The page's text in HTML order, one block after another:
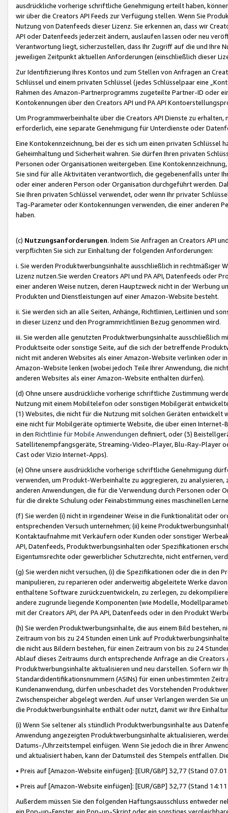
ausdrückliche vorherige schriftliche Genehmigung erteilt haben,
wir über die Creators API Feeds zur Verfügung stellen. Wenn Sie
Nutzung von Datenfeeds dieser Lizenz. Sie erkennen an, dass wir
API oder Datenfeeds jederzeit ändern, auslaufen lassen oder neu
Verantwortung liegt, sicherzustellen, dass Ihr Zugriff auf die und Ihre
jeweiligen Zeitpunkt aktuellen Anforderungen (einschließlich dieser
Zur Identifizierung Ihres Kontos und zum Stellen von Anfragen an
Schlüssel und einem privaten Schlüssel (jedes Schlüsselpaar eine
Rahmen des Amazon-Partnerprogramms zugeteilte Partner-ID oder
Kontokennungen über den Creators API und PA API
Um Programmwerbeinhalte über die Creators API Dienste zu
erforderlich, eine separate Genehmigung für Unterdienste oder
Eine Kontokennzeichnung, bei der es sich um einen privaten
Geheimhaltung und Sicherheit wahren. Sie dürfen Ihren privaten
Personen oder Organisationen weitergeben. Eine
Sie sind für alle Aktivitäten verantwortlich, die gegebenenfalls unter
oder einer anderen Person oder Organisation durchgeführt werden.
Sie Ihren privaten Schlüssel verwendet, oder wenn Ihr privater
Tag-Parameter oder Kontokennungen verwenden, die einer anderen
haben.
(c) Nutzungsanforderungen. Indem Sie Anfragen an Creators API
verpflichten Sie sich zur Einhaltung der folgenden Anforderungen:
i. Sie werden Produktwerbungsinhalte ausschließlich in rechtmäßiger
Lizenz nutzen.Sie werden Creators API und PA API, Datenfeeds oder
einer anderen Weise nutzen, deren Hauptzweck nicht in der Werbung
Produkten und Dienstleistungen auf einer Amazon-Website besteht.
ii. Sie werden sich an alle Seiten, Anhänge, Richtlinien, Leitlinien und
in dieser Lizenz und den Programmrichtlinien Bezug genommen wird.
iii. Sie werden alle genutzten Produktwerbungsinhalte ausschließlich
Produktseite oder sonstige Seite, auf die sich der betreffende
nicht mit anderen Websites als einer Amazon-Website verlinken oder
Amazon-Website lenken (wobei jedoch Teile Ihrer Anwendung, die
anderen Websites als einer Amazon-Website enthalten dürfen).
(d) Ohne unsere ausdrückliche vorherige schriftliche Zustimmung
Nutzung mit einem Mobiltelefon oder sonstigen Mobilgerät
(1) Websites, die nicht für die Nutzung mit solchen Geräten
eine nicht für Mobilgeräte optimierte Website, die über einen
in den Richtlinie für Mobile Anwendungen definiert, oder (3)
Satellitenempfangsgeräte, Streaming-Video-Player, Blu-Ray-Player
Cast oder Vizio Internet-Apps).
(e) Ohne unsere ausdrückliche vorherige schriftliche Genehmigung
verwenden, um Produkt-Werbeinhalte zu aggregieren, zu
anderen Anwendungen, die für die Verwendung durch Personen
für die direkte Schulung oder Feinabstimmung eines maschinellen
(f) Sie werden (i) nicht in irgendeiner Weise in die Funktionalität oder
entsprechenden Versuch unternehmen; (ii) keine
Kontaktaufnahme mit Verkäufern oder Kunden oder sonstiger
API, Datenfeeds, Produktwerbungsinhalten oder Spezifikationen
Eigentumsrechte oder gewerblicher Schutzrechte, nicht entfernen,
(g) Sie werden nicht versuchen, (i) die Spezifikationen oder die in
manipulieren, zu reparieren oder anderweitig abgeleitete Werke
enthaltene Software zurückzuentwickeln, zu zerlegen, zu
andere zugrunde liegende Komponenten (wie Modelle,
mit der Creators API, der PA API, Datenfeeds oder in den Produkt
(h) Sie werden Produktwerbungsinhalte, die aus einem Bild bestehen,
Zeitraum von bis zu 24 Stunden einen Link auf
die nicht aus Bildern bestehen, für einen Zeitraum von bis zu 24
Ablauf dieses Zeitraums durch entsprechende Anfrage an die
Produktwerbungsinhalte aktualisieren und neu darstellen. Sofern wir
Standardidentifikationsnummern (ASINs) für einen unbestimmten
Kundenanwendung, dürfen unbeschadet des Vorstehenden
Zwischenspeicher abgelegt werden. Auf unser Verlangen werden Sie
die Produktwerbungsinhalte enthält oder nutzt, damit wir Ihre
(i) Wenn Sie seltener als stündlich Produktwerbungsinhalte aus
Anwendung angezeigten Produktwerbungsinhalte aktualisieren,
Datums-/Uhrzeitstempel einfügen. Wenn Sie jedoch die in Ihrer
und aktualisiert haben, kann der Datumsteil des Stempels entfallen.
• Preis auf [Amazon-Website einfügen]: [EUR/GBP] 32,77 (Stand
• Preis auf [Amazon-Website einfügen]: [EUR/GBP] 32,77 (Stand
Außerdem müssen Sie den folgenden Haftungsausschluss entweder
ein Pop-up-Fenster, ein Pop-up-Skript oder ein sonstiges